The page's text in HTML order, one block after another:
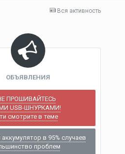
Вся активность
ОБЪЯВЛЕНИЯ
ПРОШИВАЙТЕСЬ
USB-ШНУРКАМИ!
смотрите в теме
в 95% случаев
проблем